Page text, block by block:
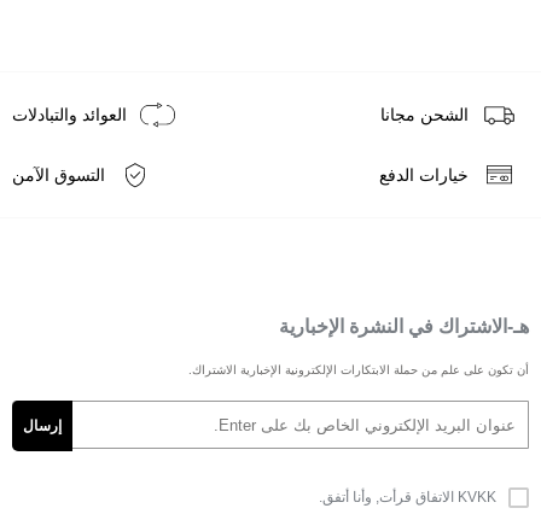
الشحن مجانا العوائد والتبادلات
خيارات الدفع التسوق الآمن
هـ-الاشتراك في النشرة الإخبارية
أن تكون على علم من حملة الابتكارات الإلكترونية الإخبارية الاشتراك.
KVKK الاتفاق قرأت, وأنا أتفق.